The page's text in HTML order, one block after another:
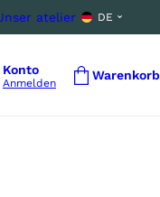
atelier DE
Konto
Anmelden
Warenkorb